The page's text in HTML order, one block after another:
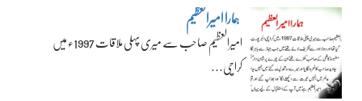
ہمارا امیرالعظیم
امیرالعظیم صاحب سے میری پہلی ملاقات 1997ء میں
کراچی…